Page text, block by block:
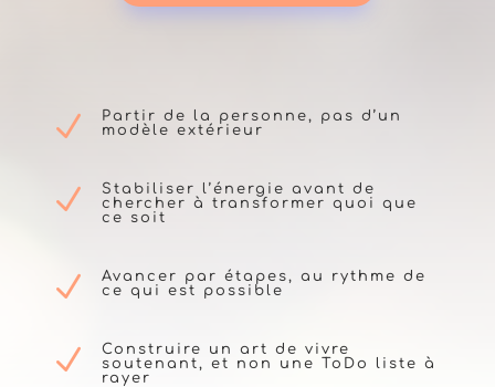
N
Partir de la personne, pas d’un
modèle extérieur
N
Stabiliser l’énergie avant de
chercher à transformer quoi que
ce soit
N
Avancer par étapes, au rythme de
ce qui est possible
N
Construire un art de vivre
soutenant, et non une ToDo liste à
rayer